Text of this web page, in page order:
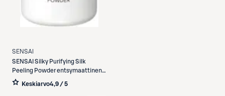
SENSAI
SENSAI Silky Purifying Silk
Peeling Powder entsymaattinen
kasvojenkuorinta 40 g
Keskiarvo4,9 / 5